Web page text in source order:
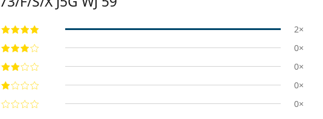
2×
0×
0×
0×
0×